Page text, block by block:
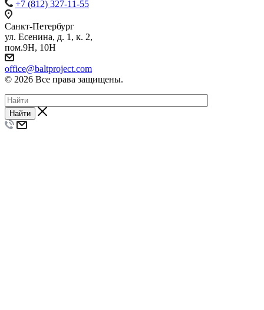
+7 (812) 327-11-55
Санкт-Петербург
ул. Есенина, д. 1, к. 2,
пом.9Н, 10Н
office@baltproject.com
© 2026 Все права защищены.
Найти